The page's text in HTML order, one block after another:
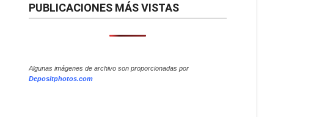
PUBLICACIONES MÁS VISTAS
Algunas imágenes de archivo son proporcionadas por
Depositphotos.com